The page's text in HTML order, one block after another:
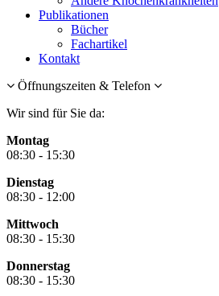
Publikationen
Bücher
Fachartikel
Kontakt
Öffnungszeiten & Telefon
Wir sind für Sie da:
Montag
08:30 - 15:30
Dienstag
08:30 - 12:00
Mittwoch
08:30 - 15:30
Donnerstag
08:30 - 15:30